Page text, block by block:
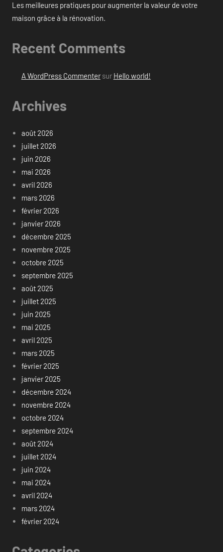
Les meilleures pratiques pour augmenter la valeur de votre
maison grâce à la rénovation.
Recent Comments
A WordPress Commentersur Hello world!
Archives
août 2026
juillet 2026
juin 2026
mai 2026
avril 2026
mars 2026
février 2026
janvier 2026
décembre 2025
novembre 2025
octobre 2025
septembre 2025
août 2025
juillet 2025
juin 2025
mai 2025
avril 2025
mars 2025
février 2025
janvier 2025
décembre 2024
novembre 2024
octobre 2024
septembre 2024
août 2024
juillet 2024
juin 2024
mai 2024
avril 2024
mars 2024
février 2024